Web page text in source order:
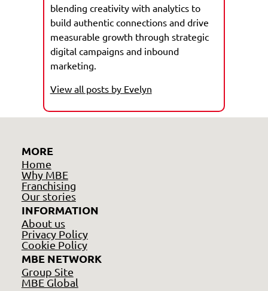
blending creativity with analytics to
build authentic connections and drive
measurable growth through strategic
digital campaigns and inbound
marketing.
View all posts by Evelyn
MORE
Home
Why MBE
Franchising
Our stories
INFORMATION
About us
Privacy Policy
Cookie Policy
MBE NETWORK
Group Site
MBE Global